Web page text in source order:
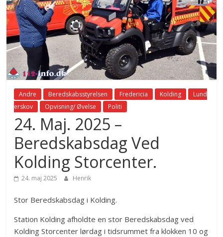
Andre Beredskabsstyrelsen Fredericia Kolding
Lund
erskov
Opvisning/ Øvelse Politi
24. Maj. 2025 –
Beredskabsdag Ved
Kolding Storcenter.
24. maj 2025 Henrik
Stor Beredskabsdag i Kolding.
Station Kolding afholdte en stor Beredskabsdag ved
Kolding Storcenter lørdag i tidsrummet fra klokken 10 og